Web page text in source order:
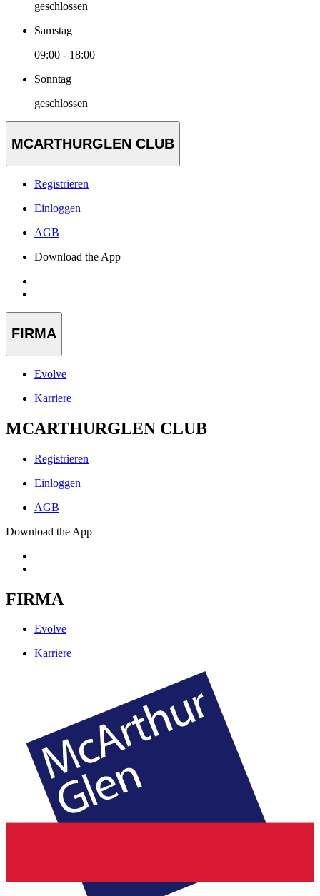
geschlossen
Samstag
09:00 - 18:00
Sonntag
geschlossen
MCARTHURGLEN CLUB
Registrieren
Einloggen
AGB
Download the App
FIRMA
Evolve
Karriere
MCARTHURGLEN CLUB
Registrieren
Einloggen
AGB
Download the App
FIRMA
Evolve
Karriere